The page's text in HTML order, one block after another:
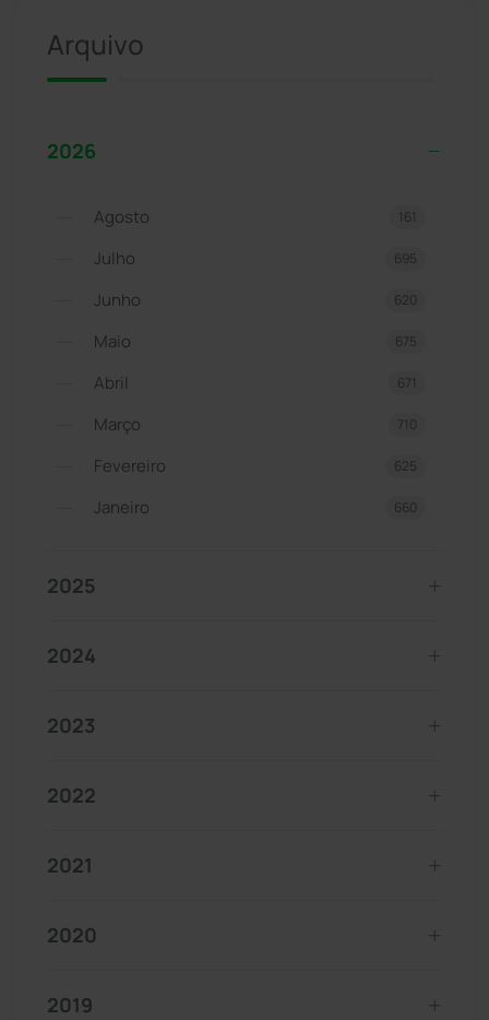
Arquivo
2026
Agosto 161
Julho 695
Junho 620
Maio 675
Abril 671
Março 710
Fevereiro 625
Janeiro 660
2025
2024
2023
2022
2021
2020
2019